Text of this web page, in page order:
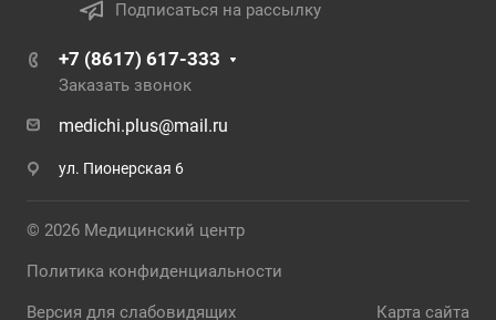
Подписаться на рассылку
+7 (8617) 617-333
Заказать звонок
medichi.plus@mail.ru
ул. Пионерская 6
© 2026 Медицинский центр
Политика конфиденциальности
Версия для слабовидящих Карта сайта